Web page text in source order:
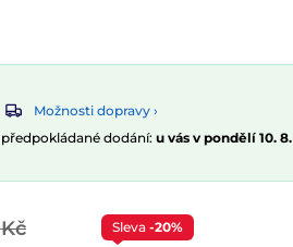
Možnosti dopravy ›
dodání: u vás v pondělí 10. 8.
Sleva -20%